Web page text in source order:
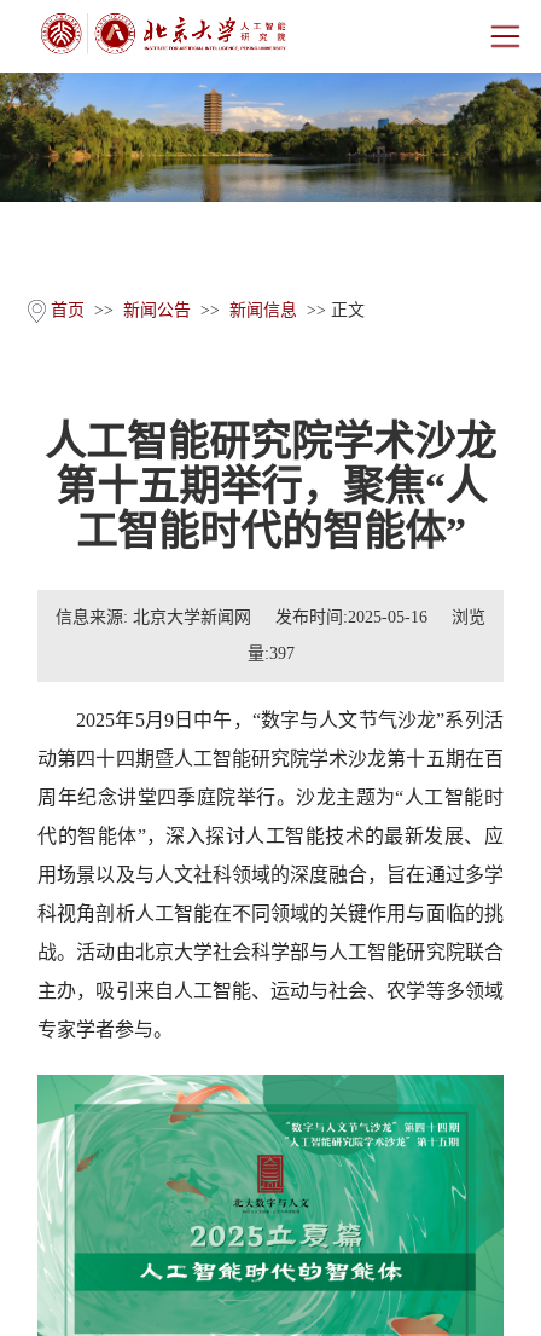
首页
研究院概况
科学研究
新闻公告
人才培养
招贤纳士
联系我们
校友
首页 >> 新闻公告 >> 新闻信息 >> 正文
人工智能研究院学术沙龙
第十五期举行，聚焦“人
工智能时代的智能体”
信息来源: 北京大学新闻网 发布时间:2025-05-16 浏览
量:397
2025年5月9日中午，“数字与人文节气沙龙”系列活
动第四十四期暨人工智能研究院学术沙龙第十五期在百
周年纪念讲堂四季庭院举行。沙龙主题为“人工智能时
代的智能体”，深入探讨人工智能技术的最新发展、应
用场景以及与人文社科领域的深度融合，旨在通过多学
科视角剖析人工智能在不同领域的关键作用与面临的挑
战。活动由北京大学社会科学部与人工智能研究院联合
主办，吸引来自人工智能、运动与社会、农学等多领域
专家学者参与。